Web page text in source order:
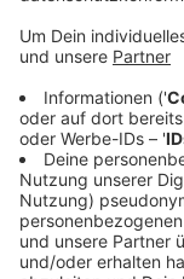
9,50 Euro
Anzeige
Bisher wurden
meisten ging es